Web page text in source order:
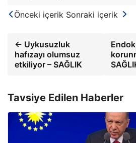
Önceki içerik Sonraki içerik
← Uykusuzluk
hafızayı olumsuz
etkiliyor – SAĞLIK
Tavsiye Edilen Haberler